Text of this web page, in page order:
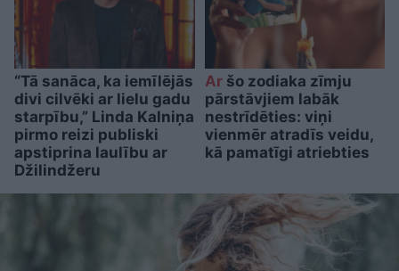
“Tā sanāca, ka iemīlējās
divi cilvēki ar lielu gadu
starpību,” Linda Kalniņa
pirmo reizi publiski
apstiprina laulību ar
Džilindžeru
Aršo zodiaka zīmju
pārstāvjiem labāk
nestrīdēties: viņi
vienmēr atradīs veidu,
kā pamatīgi atriebties